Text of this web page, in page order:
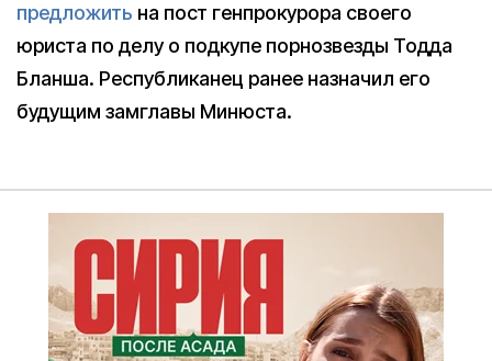
предложить на пост генпрокурора своего
юриста по делу о подкупе порнозвезды Тодда
Бланша. Республиканец ранее назначил его
будущим замглавы Минюста.